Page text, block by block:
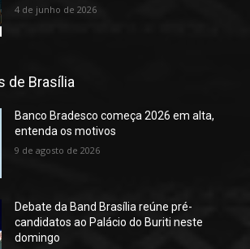
4 de junho de 2026
de Brasília
Banco Bradesco começa 2026 em alta,
entenda os motivos
9 de agosto de 2026
Debate da Band Brasília reúne pré-
candidatos ao Palácio do Buriti neste
domingo